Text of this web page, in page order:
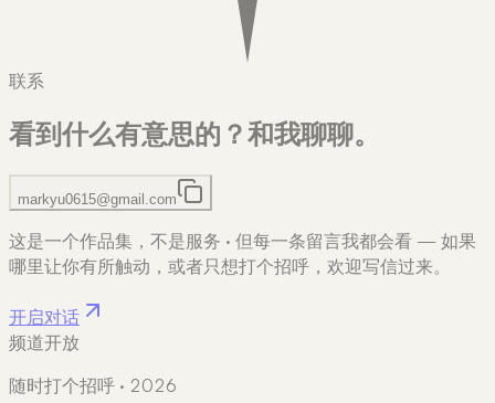
联系
看到什么有意思的？和我聊聊。
markyu0615@gmail.com
这是一个作品集，不是服务 · 但每一条留言我都会看 — 如果
哪里让你有所触动，或者只想打个招呼，欢迎写信过来。
开启对话
频道开放
随时打个招呼 · 2026